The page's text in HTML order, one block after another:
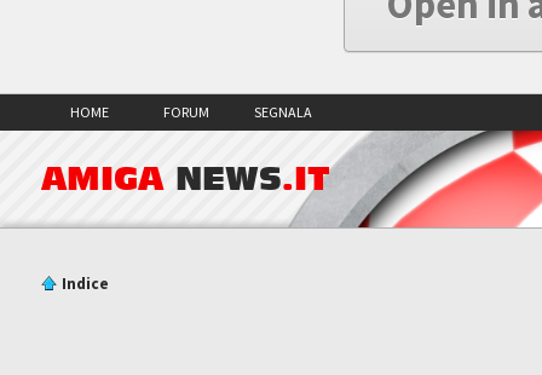
HOME FORUM SEGNALA
AMIGA NEWS.IT
Indice